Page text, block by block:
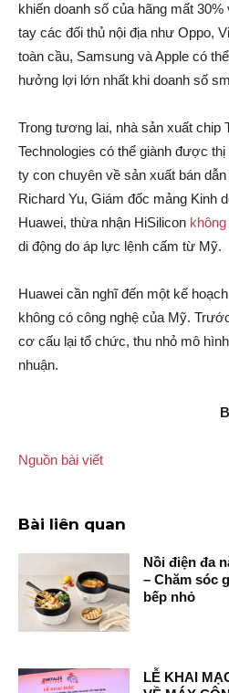
khiến doanh số của hãng mất
tay các đối thủ nội địa như Oppo,
toàn cầu, Samsung và Apple có
hưởng lợi lớn nhất khi doanh số
Trong tương lai, nhà sản xuất chip
Technologies có thể giành được
ty con chuyên về sản xuất bán
Richard Yu, Giám đốc mảng Kinh
Huawei, thừa nhận HiSilicon
di động do áp lực lệnh cấm từ Mỹ.
Huawei cần nghĩ đến một kế
không có công nghệ của Mỹ.
cơ cấu lại tổ chức, thu nhỏ mô
nhuận.
Nguồn bài viết
Bài liên quan
Nồi điện đa
– Chăm sóc
bếp nhỏ
LỄ KHAI